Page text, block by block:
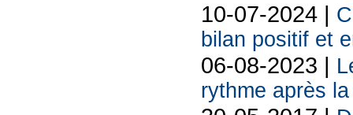
10-07-2024 |
bilan positif et
06-08-2023 |
rythme après